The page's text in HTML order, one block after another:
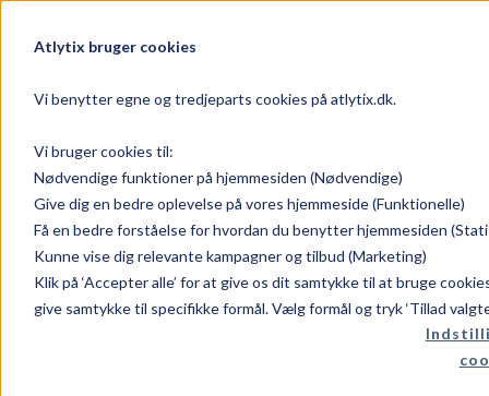
Atlytix bruger cookies
Vi benytter egne og tredjeparts cookies på atlytix.dk.
Vi bruger cookies til:
Nødvendige funktioner på hjemmesiden (Nødvendige)
Give dig en bedre oplevelse på vores hjemmeside (Funktionelle)
Få en bedre forståelse for hvordan du benytter hjemmesiden
Kunne vise dig relevante kampagner og tilbud (Marketing)
Klik på ‘Accepter alle’ for at give os dit samtykke til at bruge
give samtykke til specifikke formål. Vælg formål og tryk ‘Tillad
nødvendigt?
juni 27, 2026 Rene